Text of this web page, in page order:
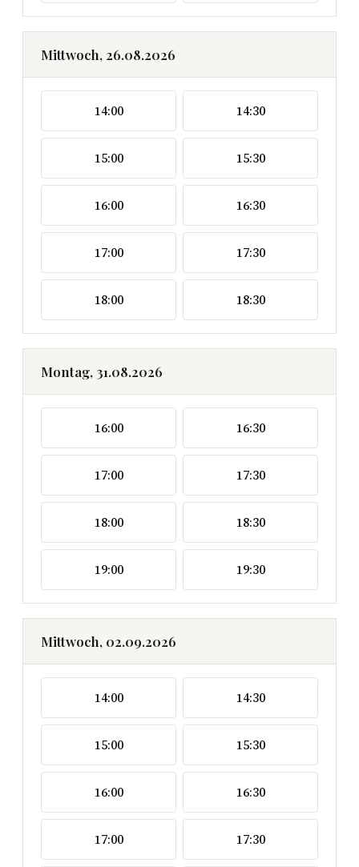
Mittwoch, 26.08.2026
14:00 14:30
15:00 15:30
16:00 16:30
17:00 17:30
18:00 18:30
Montag, 31.08.2026
16:00 16:30
17:00 17:30
18:00 18:30
19:00 19:30
Mittwoch, 02.09.2026
14:00 14:30
15:00 15:30
16:00 16:30
17:00 17:30